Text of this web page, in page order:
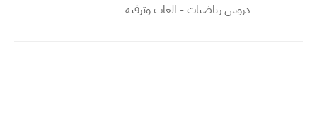
دروس رياضيات - العاب وترفيه